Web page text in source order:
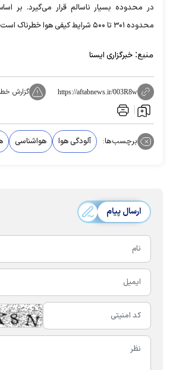
در محدوده بسیار ناسالم قرار می‌گیرد. بر
محدوده ۳۰۱ تا ۵۰۰ شرایط کیفی هوا خطرناک است.
منبع: خبرگزاری ایسنا
https://aftabnews.ir/003R8w گزارش
برچسب‌ها: آلودگی هوا هواشناسی
ارسال پیام